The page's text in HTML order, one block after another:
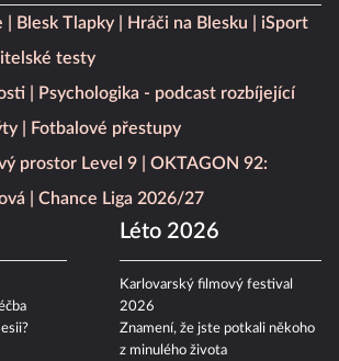
webů
Blesk Tlapky Hráči na Blesku
testy
Psychologika - podcast rozbíjející
Fotbalové přestupy
prostor Level 9
OKTAGON 92:
Chance Liga 2026/27
Léto 2026